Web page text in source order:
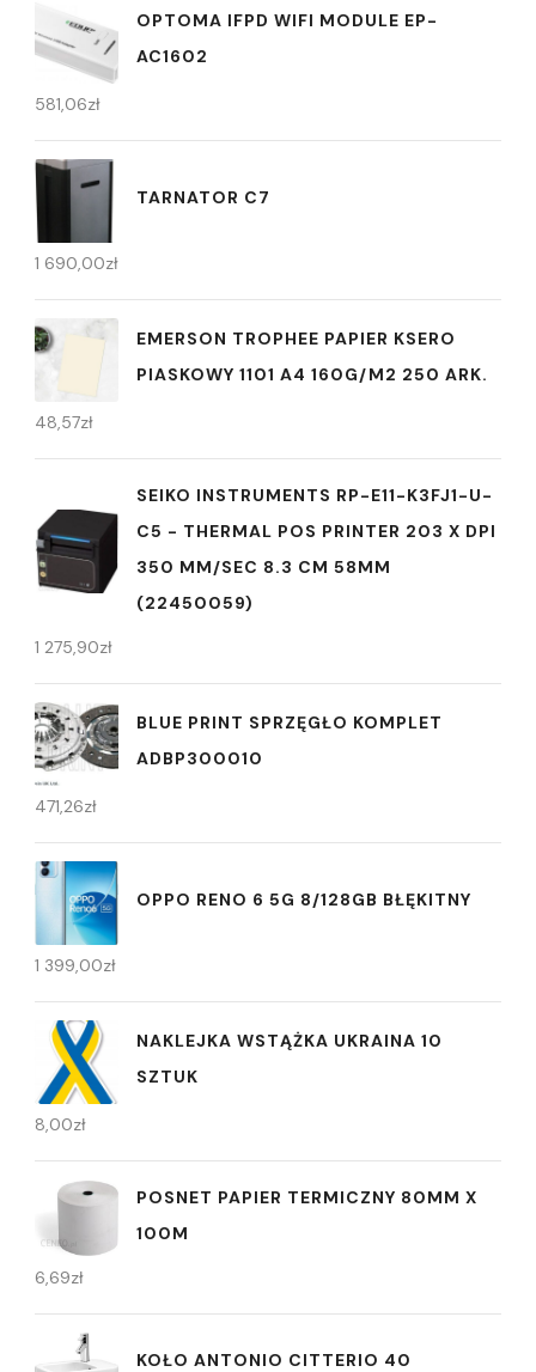
OPTOMA IFPD WIFI MODULE EP-
AC1602
581,06zł
TARNATOR C7
1 690,00zł
EMERSON TROPHEE PAPIER KSERO
PIASKOWY 1101 A4 160G/M2 250 ARK.
48,57zł
SEIKO INSTRUMENTS RP-E11-K3FJ1-U-
C5 - THERMAL POS PRINTER 203 X DPI
350 MM/SEC 8.3 CM 58MM
(22450059)
1 275,90zł
BLUE PRINT SPRZĘGŁO KOMPLET
ADBP300010
471,26zł
OPPO RENO 6 5G 8/128GB BŁĘKITNY
1 399,00zł
NAKLEJKA WSTĄŻKA UKRAINA 10
SZTUK
8,00zł
POSNET PAPIER TERMICZNY 80MM X
100M
6,69zł
KOŁO ANTONIO CITTERIO 40